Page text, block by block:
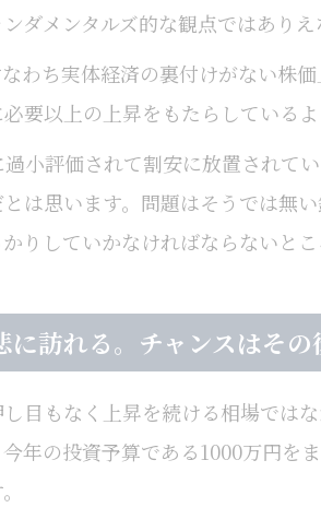
ダメンタルズ的な観点ではありえ
わち実体経済の裏付けがない株
要以上の上昇をもたらしているよ
小評価されて割安に放置されて
は思います。問題はそうでは無
りしていかなければならないとこ
に訪れる。チャンスはその
目もなく上昇を続ける相場では
年の投資予算である1000万円を